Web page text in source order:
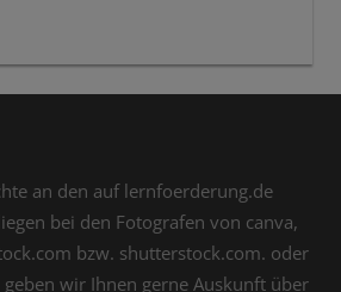
an den auf lernfoerderung.de
bei den Fotografen von canva,
bzw. shutterstock.com. oder
geben wir Ihnen gerne Auskunft über